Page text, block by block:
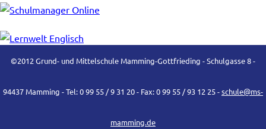
©2012 Grund- und Mittelschule Mamming-Gottfrieding - Schulgasse 8 -
94437 Mamming - Tel: 0 99 55 / 9 31 20 - Fax: 0 99 55 / 93 12 25 -schule@ms-
mamming.de